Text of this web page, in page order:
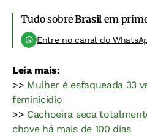
Tudo sobreBrasil em
Entre no canal do
Leia mais:
>> Mulher é esfaqueada 33
feminicídio
>> Cachoeira seca
chove há mais de 100 dias